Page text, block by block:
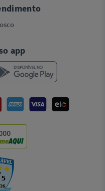
app